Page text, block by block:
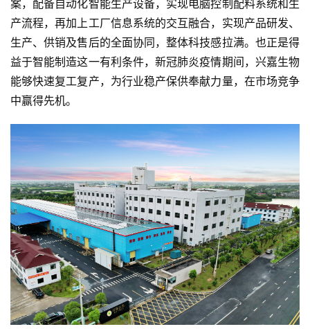
案，配备自动化智能生产设备，实现电脑控制配料系统和生
产流程，再加上工厂信息系统的交互融合，实现产品研发、
生产、供销及售后的全面协同，整体科技感拉满。也正是得
益于智能制造这一有利条件，新冠肺炎疫情期间，兴嘉生物
能够快速复工复产，为行业稳产保供奉献力量，在市场竞争
中赢得先机。